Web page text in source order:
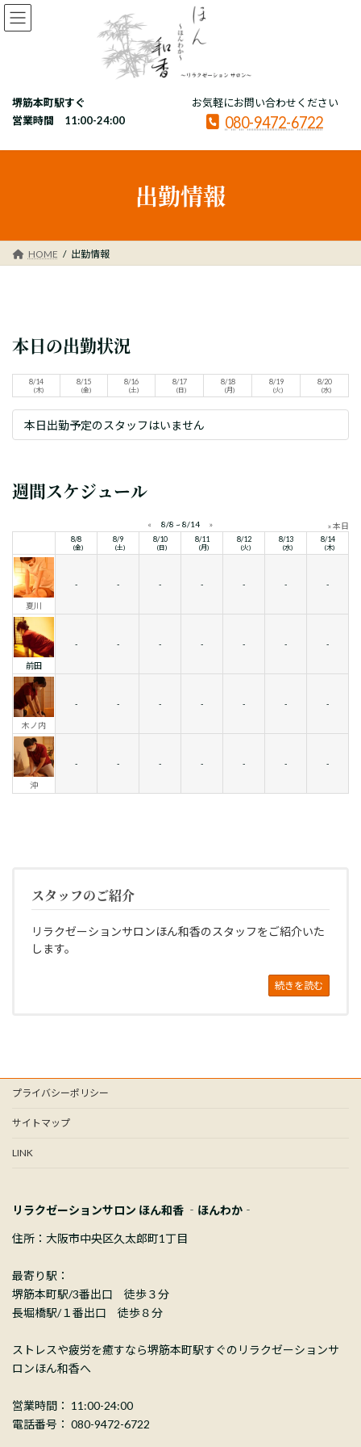
コ
ン
プ
ナ
ビ
動
堺筋本町駅すぐ
営業時間 11:00-24:00
お気軽にお問い合わせください
080-9472-6722
出勤情報
HOME 出勤情報
本日の出勤状況
8/14
(木)
8/15
(金)
8/16
(土)
8/17
(日)
8/18
(月)
8/19
(火)
8/20
(水)
本日出勤予定のスタッフはいません
週間スケジュール
« 8/8 ~ 8/14 » » 本日
8/8
(金)
8/9
(土)
8/10
(日)
8/11
(月)
8/12
(火)
8/13
(水)
8/14
(木)
夏川
- - - - - - -
前田
- - - - - - -
木ノ内
- - - - - - -
沖
- - - - - - -
スタッフのご紹介
リラクゼーションサロンほん和香のスタッフをご紹介いた
します。
続きを読む
プライバシーポリシー
サイトマップ
LINK
リラクゼーションサロン ほん和香 ‐ほんわか‐
住所：大阪市中央区久太郎町1丁目
最寄り駅：
堺筋本町駅/3番出口 徒歩３分
長堀橋駅/１番出口 徒歩８分
ストレスや疲労を癒すなら堺筋本町駅すぐのリラクゼーションサ
ロンほん和香へ
営業時間： 11:00-24:00
電話番号： 080-9472-6722